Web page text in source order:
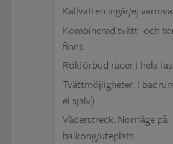
Kallvatten ingår/ej
Kombinerad tvätt- och
finns
Rökförbud råder i hela
Tvättmöjligheter: I
el själv)
Väderstreck: Norrläge på
balkong/uteplats